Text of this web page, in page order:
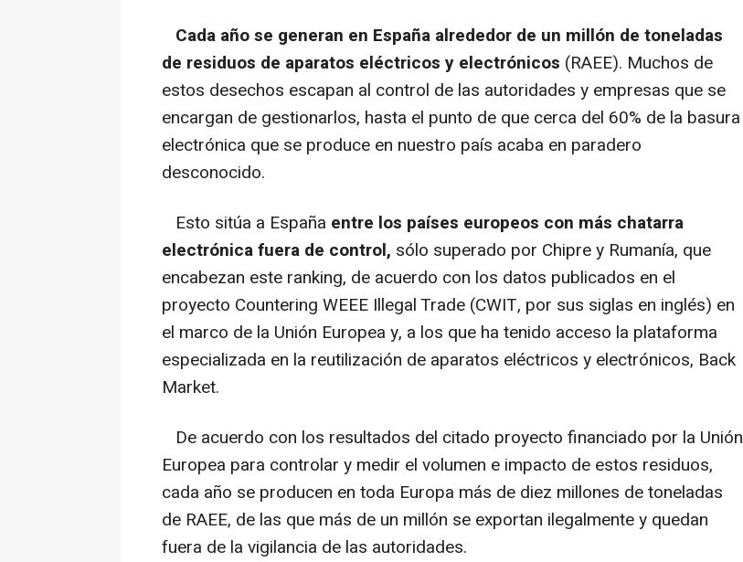
Cada añose generan en España alrededor de un millón de toneladas
de residuos de aparatos eléctricos y electrónicos (RAEE). Muchos de
estos desechos escapan al control de las autoridades y empresas que se
encargan de gestionarlos, hasta el punto de que cerca del 60% de la basura
electrónica que se produce en nuestro país acaba en paradero
desconocido.
Esto sitúa a España entre los países europeos con más chatarra
electrónica fuera de control, sólo superado por Chipre y Rumanía, que
encabezan este ranking, de acuerdo con los datos publicados en el
proyecto Countering WEEE Illegal Trade (CWIT, por sus siglas en inglés) en
el marco de la Unión Europea y, a los que ha tenido acceso la plataforma
especializada en la reutilización de aparatos eléctricos y electrónicos, Back
Market.
De acuerdo con los resultados del citado proyecto financiado por la Unión
Europea para controlar y medir el volumen e impacto de estos residuos,
cada año se producen en toda Europa más de diez millones de toneladas
de RAEE, de las que más de un millón se exportan ilegalmente y quedan
fuera de la vigilancia de las autoridades.